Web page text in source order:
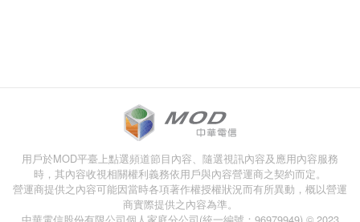
用戶於MOD平臺上點選頻道節目內容、隨選視訊內容及應用內容服務
時，其內容收視相關權利義務依用戶與內容營運商之契約而定。
營運商提供之內容可能因當時各項著作權授權狀況而有所異動，概以營運
商實際提供之內容為準。
中華電信股份有限公司個人家庭分公司(統一編號：96979949) © 2023